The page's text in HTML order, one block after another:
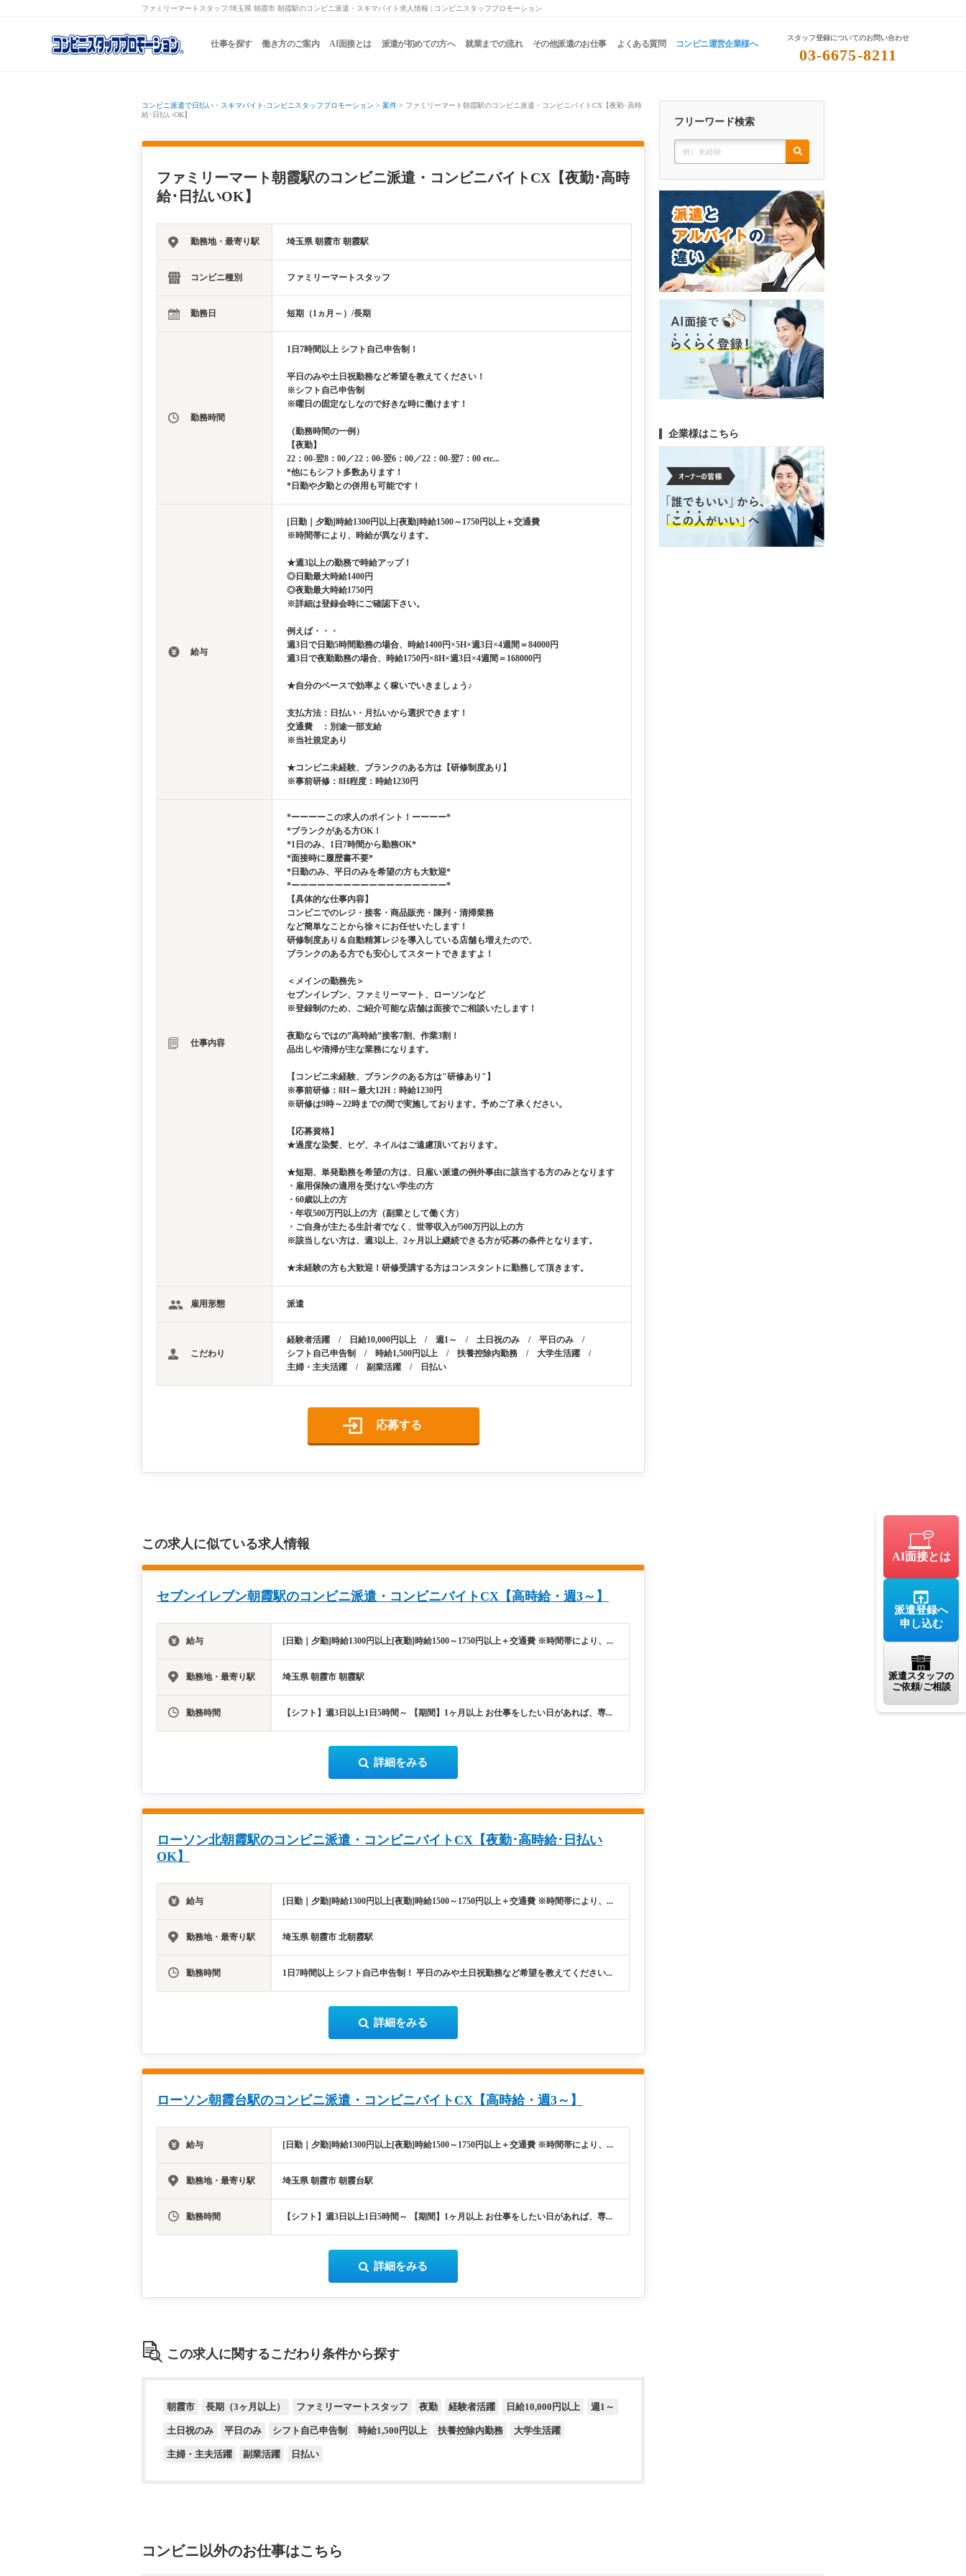
ファミリーマートスタッフ/埼玉県 朝霞市 朝霞駅のコンビニ派遣・スキマバイト求人情報 | コンビニスタッフプロモーション
仕事を探す 働き方のご案内 AI面接とは 派遣が初めての方へ 就業までの流れ その他派遣のお仕事 よくある質問 コンビニ運営企業様へ
スタッフ登録についてのお問い合わせ
03-6675-8211
AI面接とは
派遣登録へ
申し込む
派遣スタッフの
ご依頼/ご相談
コンビニ派遣で日払い・スキマバイト-コンビニスタッフプロモーション > 案件 > ファミリーマート朝霞駅のコンビニ派遣・コンビニバイトCX【夜勤･高時
給･日払いOK】
ファミリーマート朝霞駅のコンビニ派遣・コンビニバイトCX【夜勤･高時
給･日払いOK】
勤務地・最寄り駅 埼玉県 朝霞市 朝霞駅
コンビニ種別 ファミリーマートスタッフ
勤務日 短期（1ヵ月～）/長期
勤務時間
1日7時間以上 シフト自己申告制！
平日のみや土日祝勤務など希望を教えてください！
※シフト自己申告制
※曜日の固定なしなので好きな時に働けます！
（勤務時間の一例）
【夜勤】
22：00-翌8：00／22：00-翌6：00／22：00-翌7：00 etc...
*他にもシフト多数あります！
*日勤や夕勤との併用も可能です！
給与
[日勤｜夕勤]時給1300円以上[夜勤]時給1500～1750円以上＋交通費
※時間帯により、時給が異なります。
★週3以上の勤務で時給アップ！
◎日勤最大時給1400円
◎夜勤最大時給1750円
※詳細は登録会時にご確認下さい。
例えば・・・
週3日で日勤5時間勤務の場合、時給1400円×5H×週3日×4週間＝84000円
週3日で夜勤勤務の場合、時給1750円×8H×週3日×4週間＝168000円
★自分のペースで効率よく稼いでいきましょう♪
支払方法：日払い・月払いから選択できます！
交通費 ：別途一部支給
※当社規定あり
★コンビニ未経験、ブランクのある方は【研修制度あり】
※事前研修：8H程度：時給1230円
仕事内容
*ーーーーこの求人のポイント！ーーーー*
*ブランクがある方OK！
*1日のみ、1日7時間から勤務OK*
*面接時に履歴書不要*
*日勤のみ、平日のみを希望の方も大歓迎*
*ーーーーーーーーーーーーーーーーーー*
【具体的な仕事内容】
コンビニでのレジ・接客・商品販売・陳列・清掃業務
など簡単なことから徐々にお任せいたします！
研修制度あり＆自動精算レジを導入している店舗も増えたので、
ブランクのある方でも安心してスタートできますよ！
＜メインの勤務先＞
セブンイレブン、ファミリーマート、ローソンなど
※登録制のため、ご紹介可能な店舗は面接でご相談いたします！
夜勤ならではの”高時給”接客7割、作業3割！
品出しや清掃が主な業務になります。
【コンビニ未経験、ブランクのある方は"研修あり"】
※事前研修：8H～最大12H：時給1230円
※研修は9時～22時までの間で実施しております。予めご了承ください。
【応募資格】
★過度な染髪、ヒゲ、ネイルはご遠慮頂いております。
★短期、単発勤務を希望の方は、日雇い派遣の例外事由に該当する方のみとなります
・雇用保険の適用を受けない学生の方
・60歳以上の方
・年収500万円以上の方（副業として働く方）
・ご自身が主たる生計者でなく、世帯収入が500万円以上の方
※該当しない方は、週3以上、2ヶ月以上継続できる方が応募の条件となります。
★未経験の方も大歓迎！研修受講する方はコンスタントに勤務して頂きます。
雇用形態 派遣
こだわり
経験者活躍 / 日給10,000円以上 / 週1～ / 土日祝のみ / 平日のみ /
シフト自己申告制 / 時給1,500円以上 / 扶養控除内勤務 / 大学生活躍 /
主婦・主夫活躍 / 副業活躍 / 日払い
応募する
この求人に似ている求人情報
セブンイレブン朝霞駅のコンビニ派遣・コンビニバイトCX【高時給・週3～】
給与 [日勤｜夕勤]時給1300円以上[夜勤]時給1500～1750円以上＋交通費 ※時間帯により、...
勤務地・最寄り駅 埼玉県 朝霞市 朝霞駅
勤務時間 【シフト】週3日以上1日5時間～ 【期間】1ヶ月以上 お仕事をしたい日があれば、専...
詳細をみる
ローソン北朝霞駅のコンビニ派遣・コンビニバイトCX【夜勤･高時給･日払い
OK】
給与 [日勤｜夕勤]時給1300円以上[夜勤]時給1500～1750円以上＋交通費 ※時間帯により、...
勤務地・最寄り駅 埼玉県 朝霞市 北朝霞駅
勤務時間 1日7時間以上 シフト自己申告制！ 平日のみや土日祝勤務など希望を教えてください...
詳細をみる
ローソン朝霞台駅のコンビニ派遣・コンビニバイトCX【高時給・週3～】
給与 [日勤｜夕勤]時給1300円以上[夜勤]時給1500～1750円以上＋交通費 ※時間帯により、...
勤務地・最寄り駅 埼玉県 朝霞市 朝霞台駅
勤務時間 【シフト】週3日以上1日5時間～ 【期間】1ヶ月以上 お仕事をしたい日があれば、専...
詳細をみる
この求人に関するこだわり条件から探す
朝霞市 長期（3ヶ月以上） ファミリーマートスタッフ 夜勤 経験者活躍 日給10,000円以上 週1～
土日祝のみ 平日のみ シフト自己申告制 時給1,500円以上 扶養控除内勤務 大学生活躍
主婦・主夫活躍 副業活躍 日払い
フリーワード検索
企業様はこちら
コンビニ以外のお仕事はこちら